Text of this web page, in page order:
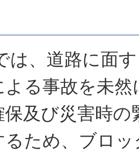
は、道路に面
よる事故を未然
保及び災害時の
るため、ブロ